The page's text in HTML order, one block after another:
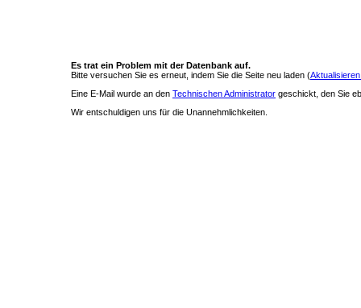
Es trat ein Problem mit der Datenbank auf.
Bitte versuchen Sie es erneut, indem Sie die Seite neu laden (
Eine E-Mail wurde an den Technischen Administrator geschickt, den Sie
Wir entschuldigen uns für die Unannehmlichkeiten.